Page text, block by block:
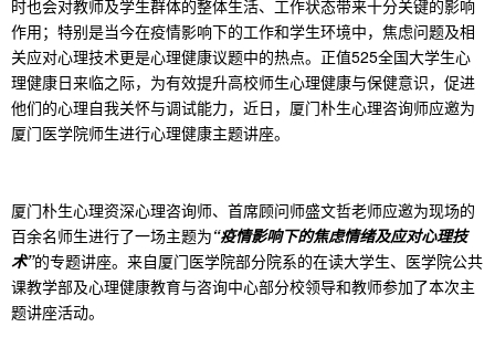
时也会对教师及学生群体的整体生活、工作状态带来十分关键的影响
作用；特别是当今在疫情影响下的工作和学生环境中，焦虑问题及相
关应对心理技术更是心理健康议题中的热点。正值525全国大学生心
理健康日来临之际，为有效提升高校师生心理健康与保健意识，促进
他们的心理自我关怀与调试能力，近日，厦门朴生心理咨询师应邀为
厦门医学院师生进行心理健康主题讲座。
厦门朴生心理资深心理咨询师、首席顾问师盛文哲老师应邀为现场的
百余名师生进行了一场主题为“疫情影响下的焦虑情绪及应对心理技
术”的专题讲座。来自厦门医学院部分院系的在读大学生、医学院公共
课教学部及心理健康教育与咨询中心部分校领导和教师参加了本次主
题讲座活动。